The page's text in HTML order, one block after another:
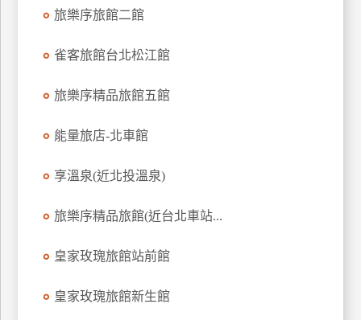
旅樂序旅館二館
雀客旅館台北松江館
旅樂序精品旅館五館
能量旅店-北車館
享溫泉(近北投溫泉)
旅樂序精品旅館(近台北車站...
皇家玫瑰旅館站前館
皇家玫瑰旅館新生館